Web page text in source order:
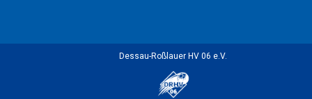
Dessau-Roßlauer HV 06 e.V.